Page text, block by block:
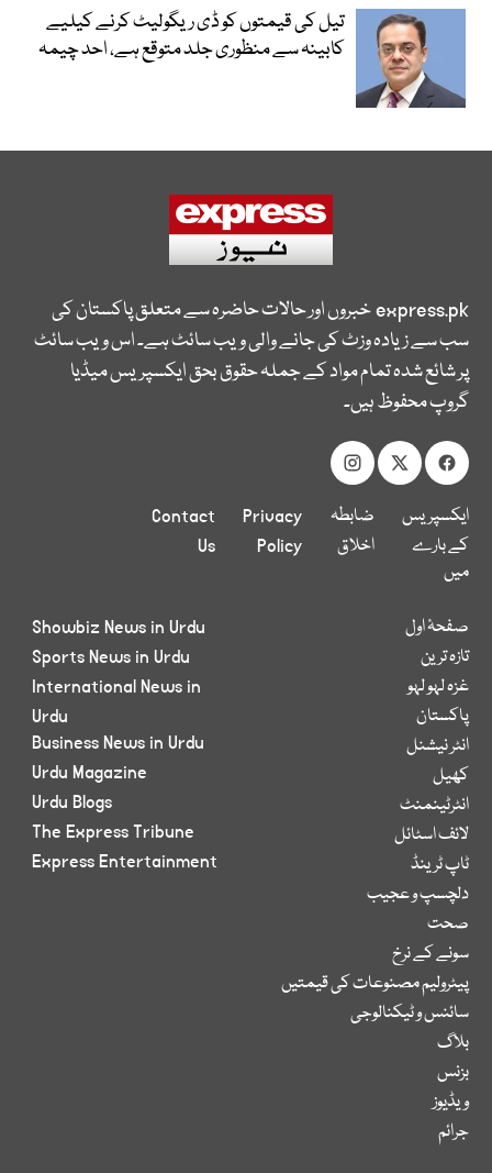
تیل کی قیمتوں کو ڈی ریگولیٹ کرنے کیلیے
کابینہ سے منظوری جلد متوقع ہے، احد چیمہ
express.pkخبروں اور حالات حاضرہ سے متعلق پاکستان کی
سب سے زیادہ وزٹ کی جانے والی ویب سائٹ ہے۔ اس ویب سائٹ
پر شائع شدہ تمام مواد کے جملہ حقوق بحق ایکسپریس میڈیا
گروپ محفوظ ہیں۔
ایکسپریس
کے بارے
میں
ضابطہ
اخلاق
Privacy
Policy
Contact
Us
صفحۂ اول
تازہ ترین
غزہ لہو لہو
پاکستان
انٹر نیشنل
کھیل
انٹرٹینمنٹ
لائف اسٹائل
ٹاپ ٹرینڈ
دلچسپ و عجیب
صحت
سونے کے نرخ
پیٹرولیم مصنوعات کی قیمتیں
سائنس و ٹیکنالوجی
بلاگ
بزنس
ویڈیوز
جرائم
Showbiz News in Urdu
Sports News in Urdu
International News in
Urdu
Business News in Urdu
Urdu Magazine
Urdu Blogs
The Express Tribune
Express Entertainment